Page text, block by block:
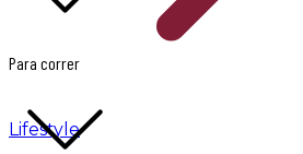
Para correr
Lifestyle